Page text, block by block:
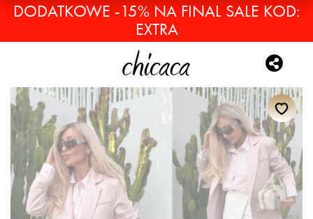
DODATKOWE -15% NA FINAL SALE KOD:
EXTRA